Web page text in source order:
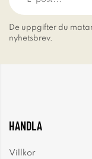
De uppgifter du
nyhetsbrev.
HANDLA
Villkor